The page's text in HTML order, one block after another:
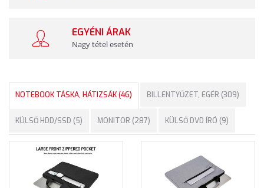
EGYÉNI ÁRAK
Nagy tétel esetén
NOTEBOOK TÁSKA, HÁTIZSÁK (46) BILLENTYŰZET, EGÉR (309)
KÜLSŐ HDD/SSD (5) MONITOR (287) KÜLSŐ DVD ÍRÓ (9)